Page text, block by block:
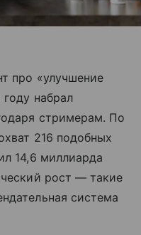
про «улучшение
набрал
стримерам. По
216 подобных
14,6 миллиарда
рост — такие
система